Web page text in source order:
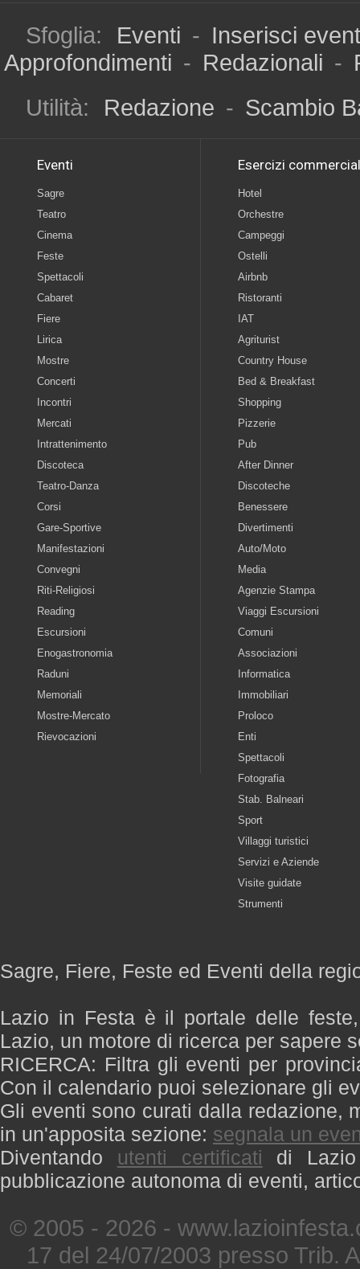
Sfoglia: Eventi - Inserisci
Approfondimenti - Redazionali -
Utilità:
Redazione - Scambio
Eventi
Sagre
Teatro
Cinema
Feste
Spettacoli
Cabaret
Fiere
Lirica
Mostre
Concerti
Incontri
Mercati
Intrattenimento
Discoteca
Teatro-Danza
Corsi
Gare-Sportive
Manifestazioni
Convegni
Riti-Religiosi
Reading
Escursioni
Enogastronomia
Raduni
Memoriali
Mostre-Mercato
Rievocazioni
Esercizi
Hotel
Orchestre
Campeggi
Ostelli
Airbnb
Ristoranti
IAT
Agriturist
Country House
Bed & Breakfast
Shopping
Pizzerie
Pub
After Dinner
Discoteche
Benessere
Divertimenti
Auto/Moto
Media
Agenzie Stampa
Viaggi Escursioni
Comuni
Associazioni
Informatica
Immobiliari
Proloco
Enti
Spettacoli
Fotografia
Stab. Balneari
Sport
Villaggi turistici
Servizi e Aziende
Visite guidate
Strumenti
Sagre, Fiere, Feste ed Eventi della
Lazio in Festa è il portale delle
Lazio, un motore di ricerca per sapere
RICERCA: Filtra gli eventi per
Con il calendario puoi selezionare gli
Gli eventi sono curati dalla redazione,
in un'apposita sezione: segnala un
Diventando utenti certificati di
pubblicazione autonoma di eventi,
© 2005 - 2026 -
17 del 24/07/2003 presso Trib.